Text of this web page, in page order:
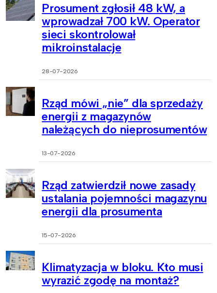
Prosument zgłosił 48 kW, a
wprowadzał 700 kW. Operator
sieci skontrolował
mikroinstalacje
28-07-2026
Rząd mówi „nie” dla sprzedaży
energii z magazynów
należących do nieprosumentów
13-07-2026
Rząd zatwierdził nowe zasady
ustalania pojemności magazynu
energii dla prosumenta
15-07-2026
Klimatyzacja w bloku. Kto musi
wyrazić zgodę na montaż?